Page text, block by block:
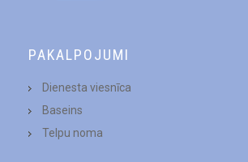
PAKALPOJUMI
Dienesta viesnīca
Baseins
Telpu noma